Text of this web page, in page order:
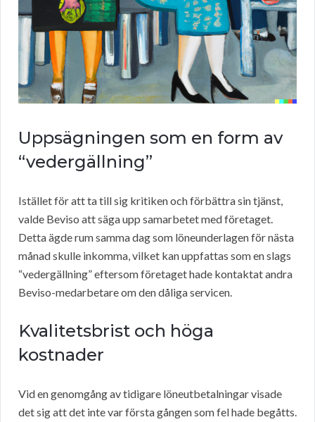
Uppsägningen som en form av
“vedergällning”
Istället för att ta till sig kritiken och förbättra sin tjänst,
valde Beviso att säga upp samarbetet med företaget.
Detta ägde rum samma dag som löneunderlagen för nästa
månad skulle inkomma, vilket kan uppfattas som en slags
“vedergällning” eftersom företaget hade kontaktat andra
Beviso-medarbetare om den dåliga servicen.
Kvalitetsbrist och höga
kostnader
Vid en genomgång av tidigare löneutbetalningar visade
det sig att det inte var första gången som fel hade begåtts.